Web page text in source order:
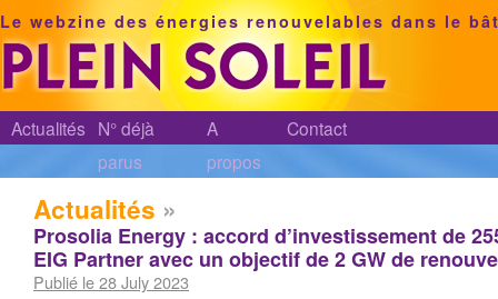
Le webzine des énergies renouvelables dans le
Actualités N° déjà
parus
A
propos
Contact
Actualités »
Prosolia Energy : accord d’investissement de
EIG Partner avec un objectif de 2 GW de
Publié le 28 July 2023